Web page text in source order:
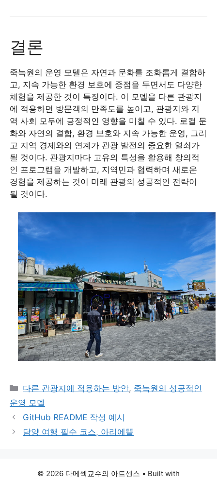
결론
죽녹원의 운영 모델은 자연과 문화를 조화롭게 결합하
고, 지속 가능한 환경 보호에 중점을 두면서도 다양한
체험을 제공한 것이 특징이다. 이 모델을 다른 관광지
에 적용하면 방문객의 만족도를 높이고, 관광지와 지
역 사회 모두에 긍정적인 영향을 미칠 수 있다. 로컬 문
화와 자연의 결합, 환경 보호와 지속 가능한 운영, 그리
고 지역 경제와의 연계가 관광 발전의 중요한 열쇠가
될 것이다. 관광지마다 고유의 특성을 활용해 창의적
인 프로그램을 개발하고, 지역민과 협력하며 새로운
경험을 제공하는 것이 미래 관광의 성공적인 전략이
될 것이다.
Categories
다른 관광지에 적용하는 방안, 죽녹원의 성공적인
운영 모델
GitHub README 작성 예시
담양 여행 필수 코스, 아리에뜰
© 2026 다메섹교수의 아트센스 • Built with